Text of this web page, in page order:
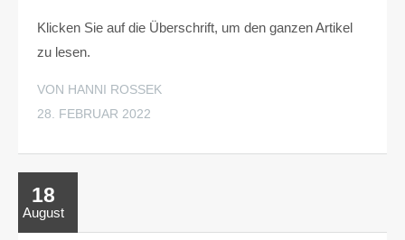
Klicken Sie auf die Überschrift, um den ganzen Artikel
zu lesen.
VON HANNI ROSSEK
28. FEBRUAR 2022
18
August